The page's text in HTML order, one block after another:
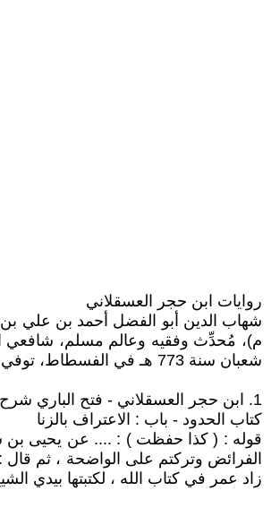
روايات ابن حجر العسقلاني
م)، مُحدِّث وفقيه وعالم مسلم، شافعي
شعبان سنة 773 هـ في الفسطاط، توفي والده وهو صغير، فتربّى في حضانة أحد أوصياء أبيه، ودرس العلم، وتولّى التدريس
1. ابن حجر العسقلاني - فتح الباري شرح صحيح البخاري
كتاب الحدود - باب : الاعتراف بالزنا
قوله : ( كذا حفظت ) : .... عن يحيى بن
الفرائض وتركتم على الواضحة ، ثم
زاد عمر في كتاب الله ، لكتبتها بيدي